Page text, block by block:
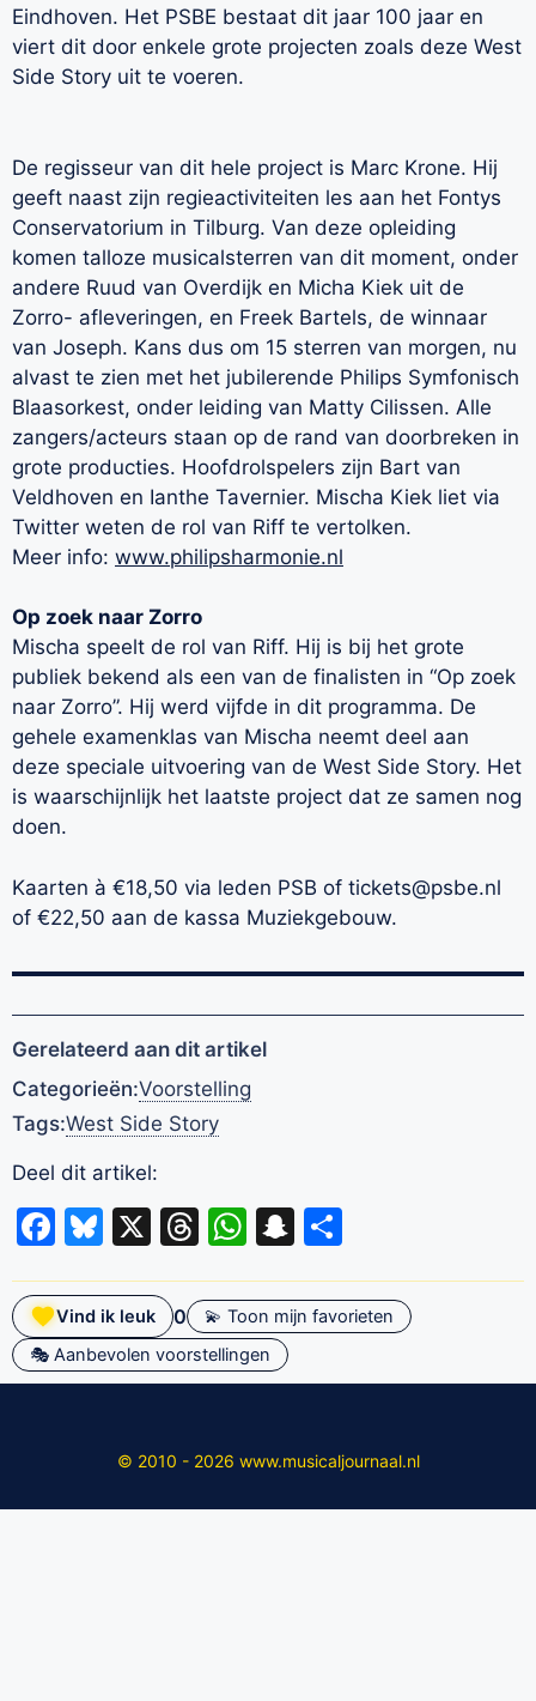
Eindhoven. Het PSBE bestaat dit jaar 100 jaar en
viert dit door enkele grote projecten zoals deze West
Side Story uit te voeren.
De regisseur van dit hele project is Marc Krone. Hij
geeft naast zijn regieactiviteiten les aan het Fontys
Conservatorium in Tilburg. Van deze opleiding
komen talloze musicalsterren van dit moment, onder
andere Ruud van Overdijk en Micha Kiek uit de
Zorro- afleveringen, en Freek Bartels, de winnaar
van Joseph. Kans dus om 15 sterren van morgen, nu
alvast te zien met het jubilerende Philips Symfonisch
Blaasorkest, onder leiding van Matty Cilissen. Alle
zangers/acteurs staan op de rand van doorbreken in
grote producties. Hoofdrolspelers zijn Bart van
Veldhoven en Ianthe Tavernier. Mischa Kiek liet via
Twitter weten de rol van Riff te vertolken.
Meer info: www.philipsharmonie.nl
Op zoek naar Zorro
Mischa speelt de rol van Riff. Hij is bij het grote
publiek bekend als een van de finalisten in “Op zoek
naar Zorro”. Hij werd vijfde in dit programma. De
gehele examenklas van Mischa neemt deel aan
deze speciale uitvoering van de West Side Story. Het
is waarschijnlijk het laatste project dat ze samen nog
doen.
Kaarten à €18,50 via leden PSB of tickets@psbe.nl
of €22,50 aan de kassa Muziekgebouw.
Gerelateerd aan dit artikel
Categorieën:Voorstelling
Tags:West Side Story
Deel dit artikel:
Facebook
Bluesky
X Threads
WhatsApp
Snapchat
Vind ik leuk 0
💫 Toon mijn favorieten
🎭 Aanbevolen voorstellingen
© 2010 - 2026 www.musicaljournaal.nl